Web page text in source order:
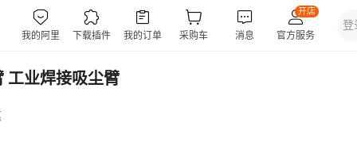
工业焊接吸尘臂